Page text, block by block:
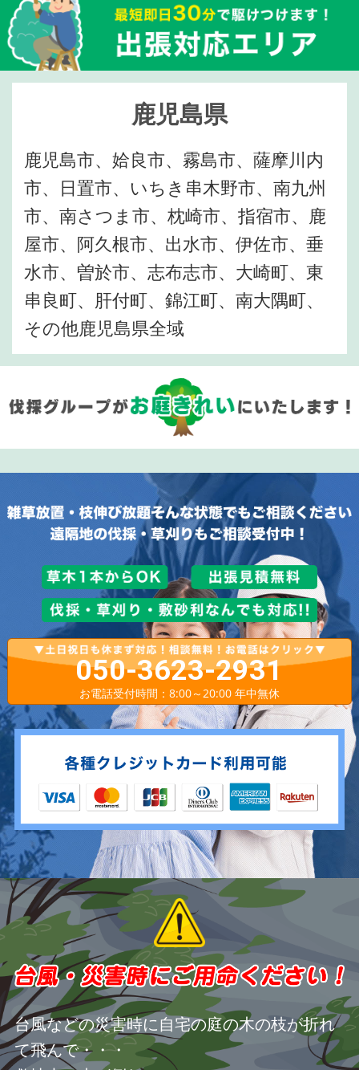
鹿児島県
鹿児島市、姶良市、霧島市、薩摩川内
市、日置市、いちき串木野市、南九州
市、南さつま市、枕崎市、指宿市、鹿
屋市、阿久根市、出水市、伊佐市、垂
水市、曽於市、志布志市、大崎町、東
串良町、肝付町、錦江町、南大隅町、
その他鹿児島県全域
050-3623-2931
お電話受付時間：8:00～20:00 年中無休
台風などの災害時に自宅の庭の木の枝が折れ
て飛んで・・・